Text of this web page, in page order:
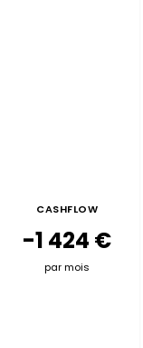
CASHFLOW
-1 424 €
par mois